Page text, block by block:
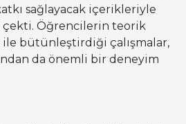
sağlayacak içerikleriyle
Öğrencilerin teorik
bütünleştirdiği çalışmalar,
da önemli bir deneyim